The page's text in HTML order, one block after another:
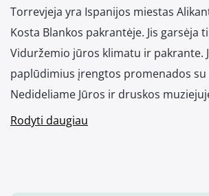
Torrevjeja yra Ispanijos miestas
Kosta Blankos pakrantėje. Jis garsėja
Viduržemio jūros klimatu ir pakrante.
paplūdimius įrengtos promenados
Nedideliame Jūros ir druskos
Rodyti daugiau